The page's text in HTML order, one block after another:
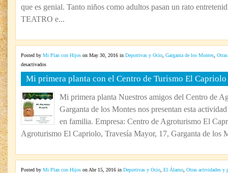
que es genial. Tanto niños como adultos pasan un rato
TEATRO e...
Posted by Mi Plan con Hijos on May 30, 2016 in Deportivas y Ocio Garganta de los Montes
desactivadosen
Mi
primera
planta
con
el
Centro
Turismo
Capriolo
Mi primera planta con el Centro de Turismo El Capriolo
Mi primera planta Nuestros amigos del Centro de
Garganta de los Montes nos presentan esta
en familia. Empresa: Centro de Agroturismo El
Agroturismo El Capriolo, Travesía Mayor, 17, Garganta de los
Posted by Mi Plan con Hijos on Abr 15, 2016 in Deportivas y Ocio El Álamo Otras actividades y